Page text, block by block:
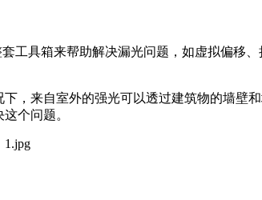
工具箱来帮助解决漏光问题，如虚拟偏移
，来自室外的强光可以透过建筑物的墙壁
个问题。